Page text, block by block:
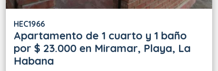
HEC1966
Apartamento de 1 cuarto y 1 baño
por $ 23.000 en Miramar, Playa, La
Habana